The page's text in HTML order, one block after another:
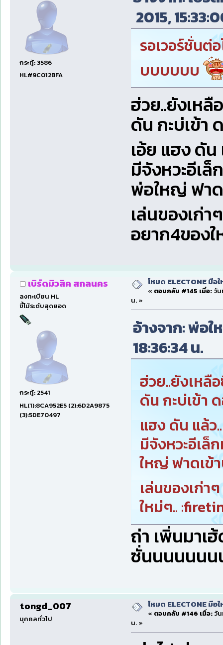
กระทู้: 3586
HL#9C012BFA
2015,
รอเวอร์ชั่น
บบบบบบ
ฮ่วย..ยังเหลื
ดัน กะบ่เข้า
เอ้ย แฮง ดั
มีจังหวะอีเล็
พ่อใหญ่ ฟาด
เล่นของเก่า
อยาก4ของ
เบิร์ดมิวสิค สกลนคร
ลงทะเบียน HL
ขี้โม้ระดับสุดยอด
กระทู้: 2541
HL(1):8CA952E5 (2):6D2A9875
(3):5DE70497
โหมด ELECTONE มือ
« ตอบกลับ #145 เมื่อ:วัน
น. »
อ้างจาก: พ่อ
18:36:34 น.
ฮ่วย..ยังเหลื
ดัน กะบ่เข้า
แฮง ดัน แล้ว
มีจังหวะอีเล็
ใหญ่ ฟาดเข้
เล่นของเก่า
ใหม่ๆ..
ถ่า เพิ่นมาเ
ซั่นนนนนนน
tongd_007
บุคคลทั่วไป
โหมด ELECTONE มือ
« ตอบกลับ #146 เมื่อ:วัน
น. »